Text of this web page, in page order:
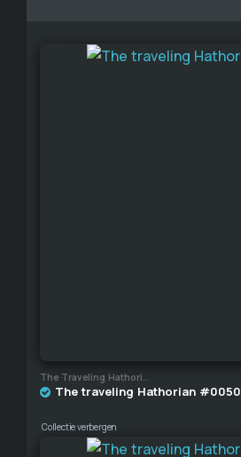
The Traveling Hathorian
The traveling Hathorian #0050
Collectie verbergen